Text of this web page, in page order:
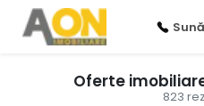
823
Oferte